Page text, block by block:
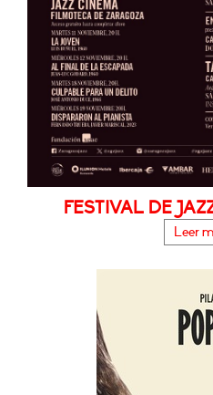
FESTIVAL DE
Leer